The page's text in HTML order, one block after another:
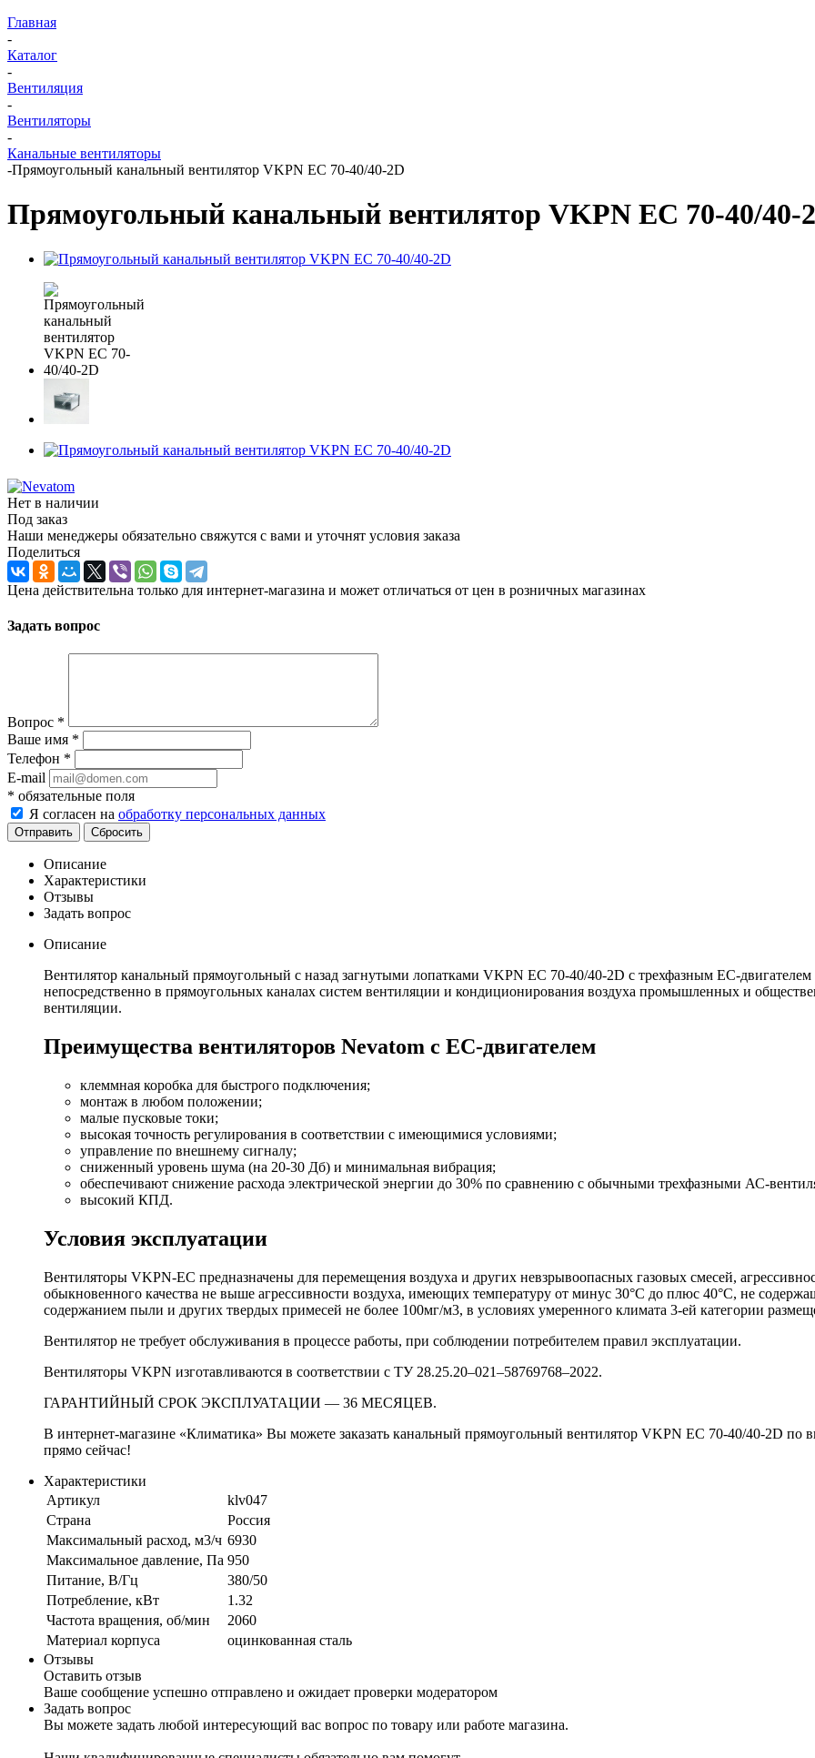
Главная
-
Каталог
-
Вентиляция
-
Вентиляторы
-
Канальные вентиляторы
-Прямоугольный канальный вентилятор VKPN EС 70-40/40-2D
Прямоугольный канальный вентилятор VKPN EС 70-40/40-
Нет в наличии
Под заказ
Наши менеджеры обязательно свяжутся с вами и уточнят условия заказа
Поделиться
Цена действительна только для интернет-магазина и может отличаться от цен в розничных магазинах
Задать вопрос
Вопрос *
Ваше имя *
Телефон *
E-mail
* обязательные поля
Я согласен на обработку персональных данных
Отправить Сбросить
Описание
Характеристики
Отзывы
Задать вопрос
Описание
Вентилятор канальный прямоугольный с назад загнутыми лопатками VKPN EС 70-40/40-2D с трехфазным EC-
непосредственно в прямоугольных каналах систем вентиляции и кондиционирования воздуха промышленных и
вентиляции.
Преимущества вентиляторов Nevatom с EC-двигателем
клеммная коробка для быстрого подключения;
монтаж в любом положении;
малые пусковые токи;
высокая точность регулирования в соответствии с имеющимися условиями;
управление по внешнему сигналу;
сниженный уровень шума (на 20-30 Дб) и минимальная вибрация;
обеспечивают снижение расхода электрической энергии до 30% по сравнению с обычными трехфазными АС-
высокий КПД.
Условия эксплуатации
Вентиляторы VKPN-EC предназначены для перемещения воздуха и других невзрывоопасных газовых смесей,
обыкновенного качества не выше агрессивности воздуха, имеющих температуру от минус 30°С до плюс 40°С, не
содержанием пыли и других твердых примесей не более 100мг/м3, в условиях умеренного климата 3-ей категории
Вентилятор не требует обслуживания в процессе работы, при соблюдении потребителем правил эксплуатации.
Вентиляторы VKPN изготавливаются в соответствии с ТУ 28.25.20–021–58769768–2022.
ГАРАНТИЙНЫЙ СРОК ЭКСПЛУАТАЦИИ — 36 МЕСЯЦЕВ.
В интернет-магазине «Климатика» Вы можете заказать канальный прямоугольный вентилятор VKPN EС 70-40/40-2D по
прямо сейчас!
Характеристики
Артикул
klv047
Страна
Россия
Максимальный расход, м3/ч 6930
Максимальное давление, Па 950
Питание, В/Гц
380/50
Потребление, кВт
1.32
Частота вращения, об/мин
2060
Материал корпуса
оцинкованная сталь
Отзывы
Оставить отзыв
Ваше сообщение успешно отправлено и ожидает проверки модератором
Задать вопрос
Вы можете задать любой интересующий вас вопрос по товару или работе магазина.